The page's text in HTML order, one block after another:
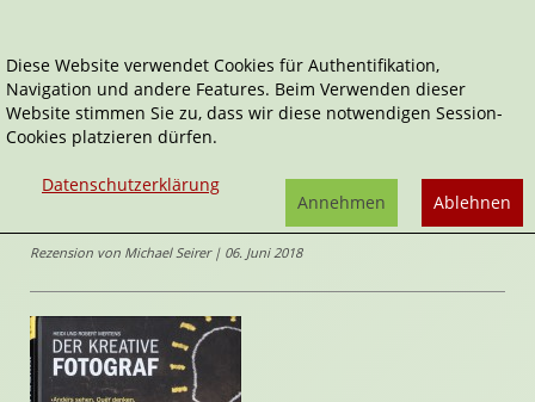
Home Sachbücher Der kreative Fotograf
Der kreative Fotograf
Neue Impulse für außergewöhnliche Bilder
Heidi Mertens
Rezension von Michael Seirer | 06. Juni 2018
Diese Website verwendet Cookies für Authentifikation,
Navigation und andere Features. Beim Verwenden dieser
Website stimmen Sie zu, dass wir diese notwendigen Session-
Cookies platzieren dürfen.
Datenschutzerklärung
Ablehnen
Annehmen